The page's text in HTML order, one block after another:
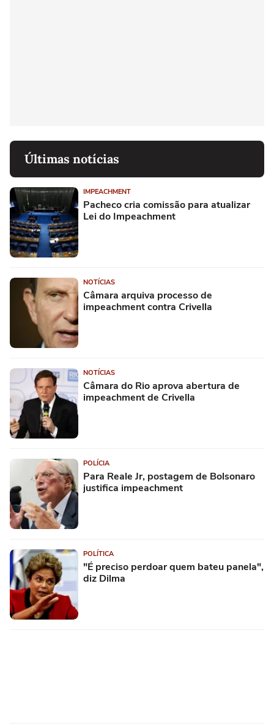
Últimas notícias
IMPEACHMENT
Pacheco cria comissão para atualizar
Lei do Impeachment
NOTÍCIAS
Câmara arquiva processo de
impeachment contra Crivella
NOTÍCIAS
Câmara do Rio aprova abertura de
impeachment de Crivella
POLÍCIA
Para Reale Jr, postagem de Bolsonaro
justifica impeachment
POLÍTICA
"É preciso perdoar quem bateu panela",
diz Dilma